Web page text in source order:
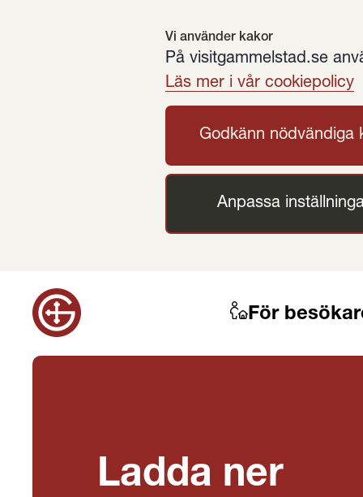
Vi använder kakor
På visitgammelstad.se
Läs mer i vår cookiepolicy
Godkänn nödvändiga
Anpassa
För
Ladda ner